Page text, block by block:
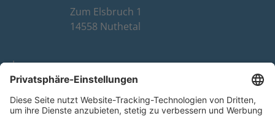
Zum Elsbruch 1
14558 Nuthetal
Impressum
Datenschutz
FAQ